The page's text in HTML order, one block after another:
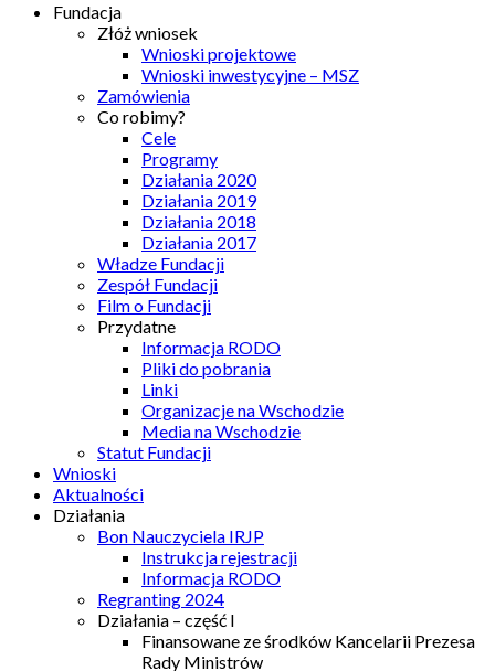
Fundacja
Złóż wniosek
Wnioski projektowe
Wnioski inwestycyjne – MSZ
Zamówienia
Co robimy?
Cele
Programy
Działania 2020
Działania 2019
Działania 2018
Działania 2017
Władze Fundacji
Zespół Fundacji
Film o Fundacji
Przydatne
Informacja RODO
Pliki do pobrania
Linki
Organizacje na Wschodzie
Media na Wschodzie
Statut Fundacji
Wnioski
Aktualności
Działania
Bon Nauczyciela IRJP
Instrukcja rejestracji
Informacja RODO
Regranting 2024
Działania – część I
Finansowane ze środków Kancelarii Prezesa
Rady Ministrów